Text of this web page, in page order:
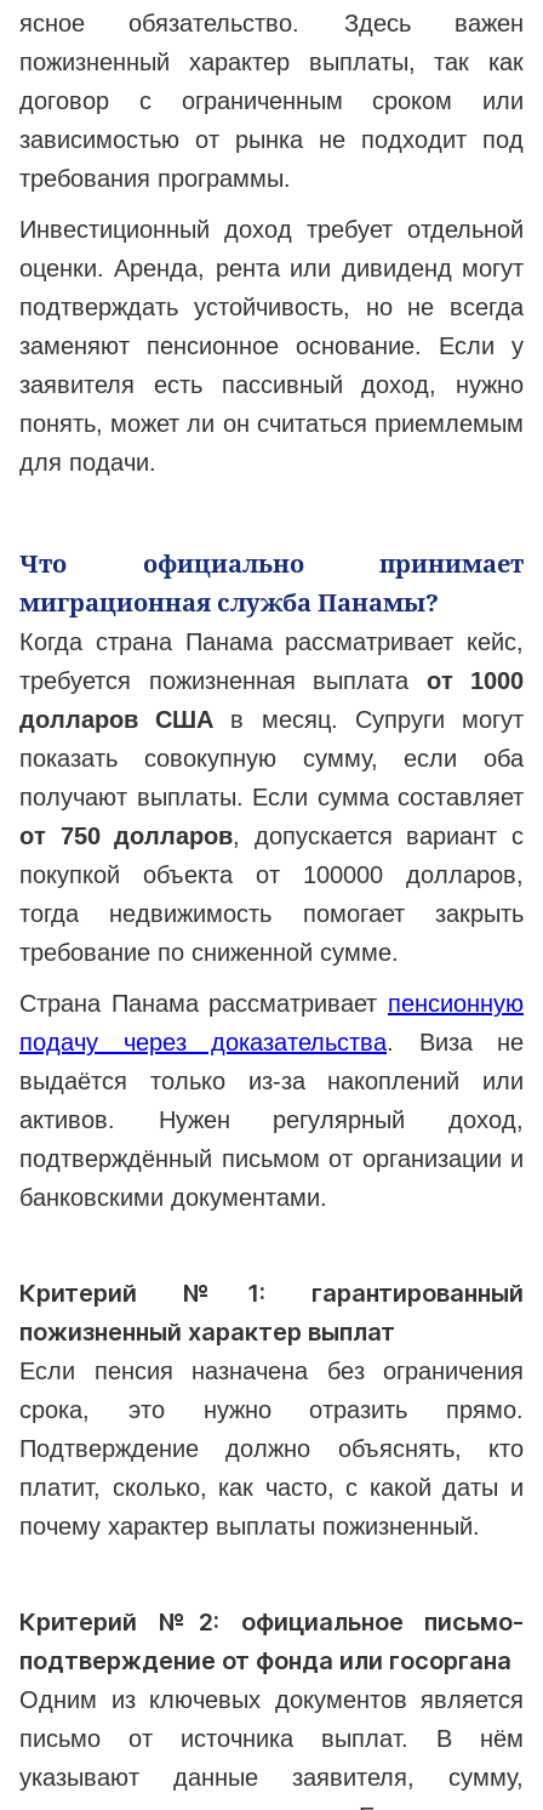
ясное обязательство. Здесь важен
пожизненный характер выплаты, так как
договор с ограниченным сроком или
зависимостью от рынка не подходит под
требования программы.
Инвестиционный доход требует отдельной
оценки. Аренда, рента или дивиденд могут
подтверждать устойчивость, но не всегда
заменяют пенсионное основание. Если у
заявителя есть пассивный доход, нужно
понять, может ли он считаться приемлемым
для подачи.
Что официально принимает
миграционная служба Панамы?
Когда страна Панама рассматривает кейс,
требуется пожизненная выплата от 1000
долларов США в месяц. Супруги могут
показать совокупную сумму, если оба
получают выплаты. Если сумма составляет
от 750 долларов, допускается вариант с
покупкой объекта от 100000 долларов,
тогда недвижимость помогает закрыть
требование по сниженной сумме.
Страна Панама рассматривает пенсионную
подачу через доказательства. Виза не
выдаётся только из-за накоплений или
активов. Нужен регулярный доход,
подтверждённый письмом от организации и
банковскими документами.
Критерий №1: гарантированный
пожизненный характер выплат
Если пенсия назначена без ограничения
срока, это нужно отразить прямо.
Подтверждение должно объяснять, кто
платит, сколько, как часто, с какой даты и
почему характер выплаты пожизненный.
Критерий №2: официальное письмо-
подтверждение от фонда или госоргана
Одним из ключевых документов является
письмо от источника выплат. В нём
указывают данные заявителя, сумму,